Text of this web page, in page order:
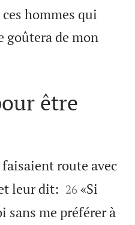
hommes qui
goûtera de mon
être
route avec
leur dit: 

26 «Si
sans me préférer à